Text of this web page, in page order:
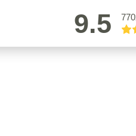
9.5